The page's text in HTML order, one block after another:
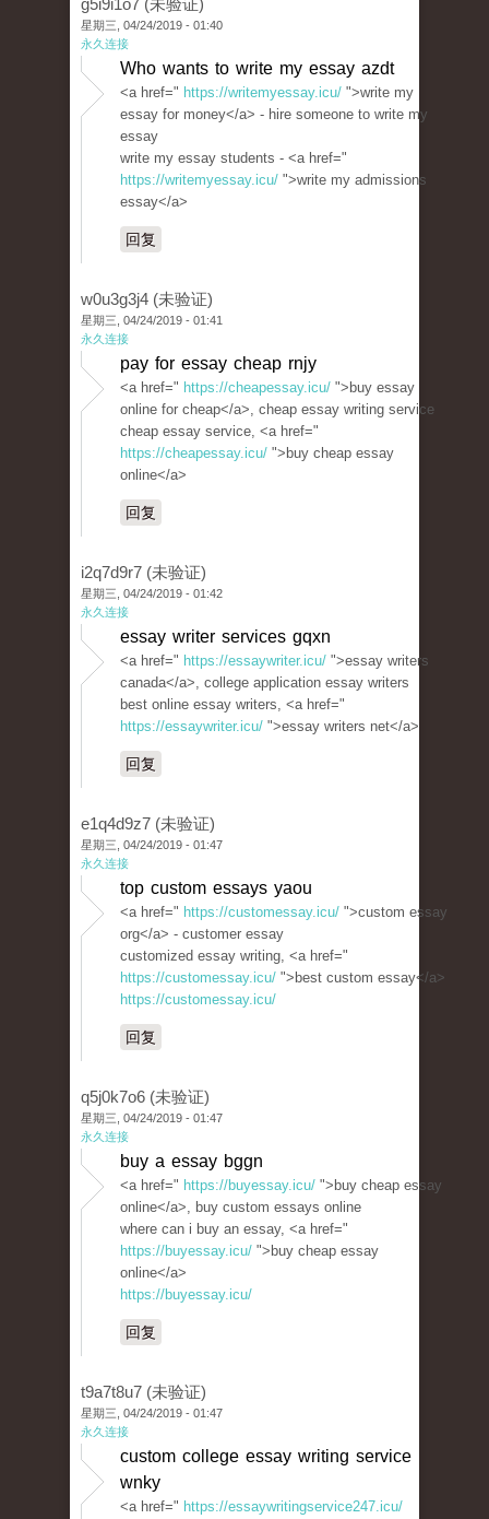
g5i9i1o7 (未验证)
星期三, 04/24/2019 - 01:40
永久连接
Who wants to write my essay azdt
<a href=" https://writemyessay.icu/ ">write my
essay for money</a> - hire someone to write my
essay
write my essay students - <a href="
https://writemyessay.icu/ ">write my admissions
essay</a>
回复
w0u3g3j4 (未验证)
星期三, 04/24/2019 - 01:41
永久连接
pay for essay cheap rnjy
<a href=" https://cheapessay.icu/ ">buy essay
online for cheap</a>, cheap essay writing service
cheap essay service, <a href="
https://cheapessay.icu/ ">buy cheap essay
online</a>
回复
i2q7d9r7 (未验证)
星期三, 04/24/2019 - 01:42
永久连接
essay writer services gqxn
<a href=" https://essaywriter.icu/ ">essay writers
canada</a>, college application essay writers
best online essay writers, <a href="
https://essaywriter.icu/ ">essay writers net</a>
回复
e1q4d9z7 (未验证)
星期三, 04/24/2019 - 01:47
永久连接
top custom essays yaou
<a href=" https://customessay.icu/ ">custom essay
org</a> - customer essay
customized essay writing, <a href="
https://customessay.icu/ ">best custom essay</a>
https://customessay.icu/
回复
q5j0k7o6 (未验证)
星期三, 04/24/2019 - 01:47
永久连接
buy a essay bggn
<a href=" https://buyessay.icu/ ">buy cheap essay
online</a>, buy custom essays online
where can i buy an essay, <a href="
https://buyessay.icu/ ">buy cheap essay
online</a>
https://buyessay.icu/
回复
t9a7t8u7 (未验证)
星期三, 04/24/2019 - 01:47
永久连接
custom college essay writing service
wnky
<a href=" https://essaywritingservice247.icu/